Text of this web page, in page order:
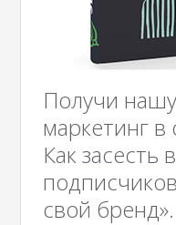
Получи
маркетинг в
Как засесть
свой бренд».